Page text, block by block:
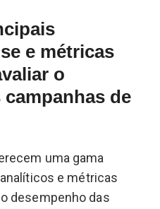
e métricas
o
de
uma gama
e métricas
desempenho das